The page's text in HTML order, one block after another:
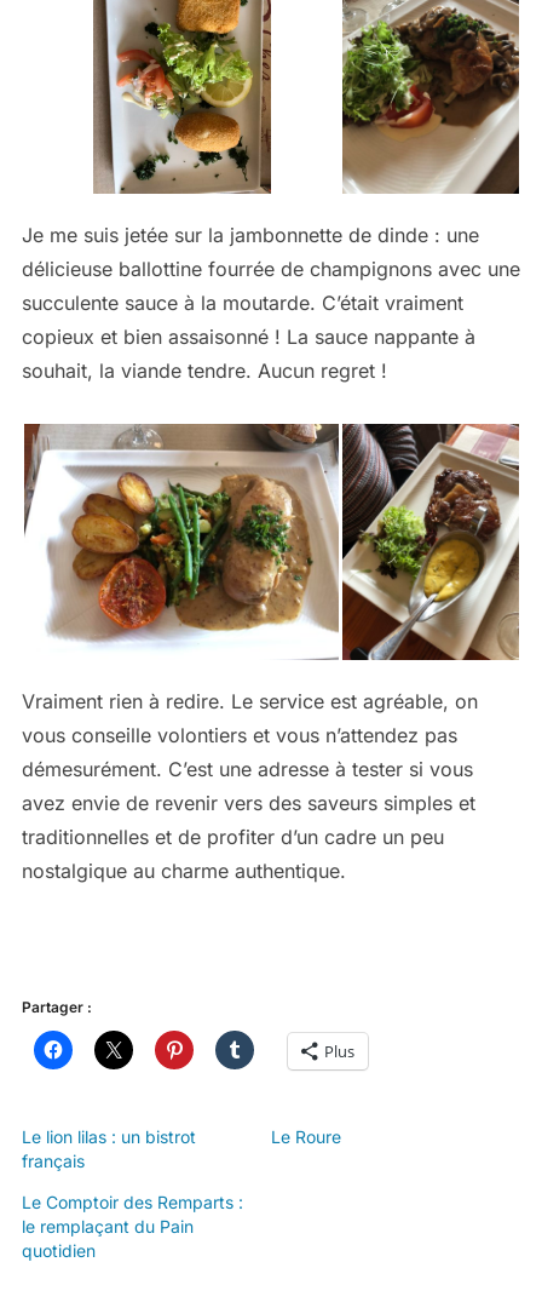
Je me suis jetée sur la jambonnette de dinde : une
délicieuse ballottine fourrée de champignons avec une
succulente sauce à la moutarde. C’était vraiment
copieux et bien assaisonné ! La sauce nappante à
souhait, la viande tendre. Aucun regret !
Vraiment rien à redire. Le service est agréable, on
vous conseille volontiers et vous n’attendez pas
démesurément. C’est une adresse à tester si vous
avez envie de revenir vers des saveurs simples et
traditionnelles et de profiter d’un cadre un peu
nostalgique au charme authentique.
Partager :
Plus
Le lion lilas : un bistrot
français
Le Roure
Le Comptoir des Remparts :
le remplaçant du Pain
quotidien